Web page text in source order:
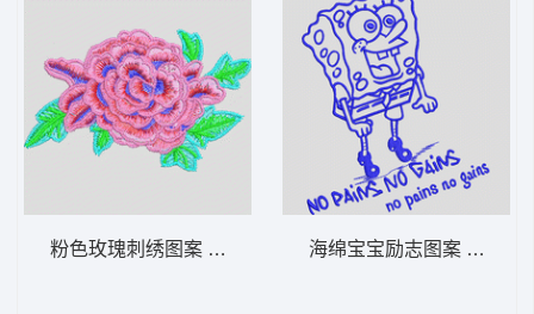
粉色玫瑰刺绣图案 靓花朵 海绵宝宝励志图案 卡通海